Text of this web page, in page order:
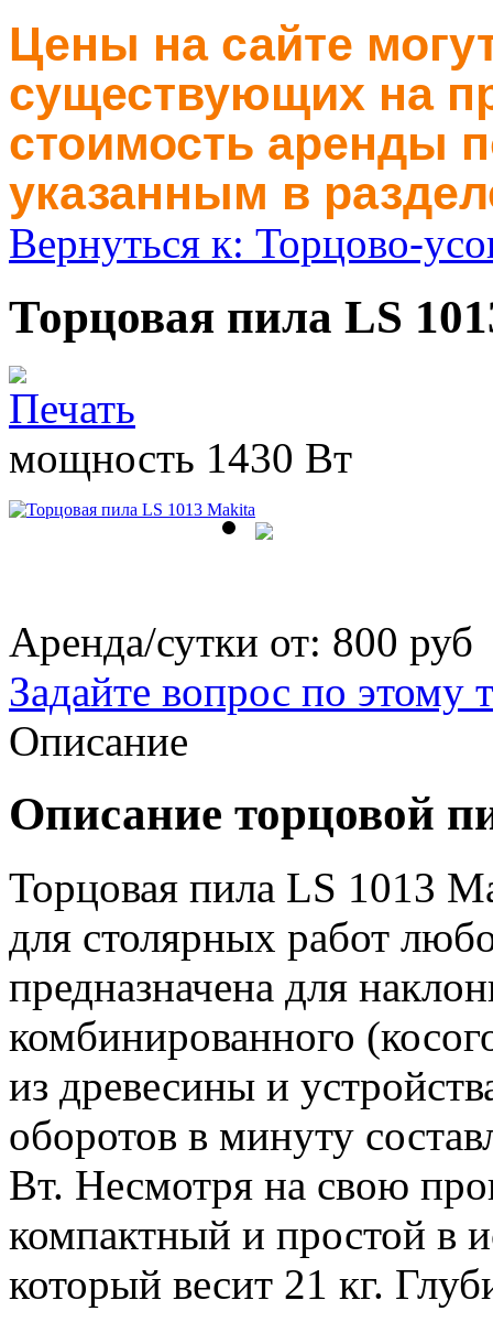
Цены на сайте
существующих на
стоимость аренды
указанным в
Вернуться к: Торцово-
Торцовая пила LS
мощность 1430 Вт
Аренда/сутки от: 800 руб
Задайте вопрос по этому
Описание
Описание торцовой
Торцовая пила LS 1013
для столярных работ
предназначена для
комбинированного
из древесины и
оборотов в минуту
Вт. Несмотря на свою
компактный и простой в
который весит 21 кг.